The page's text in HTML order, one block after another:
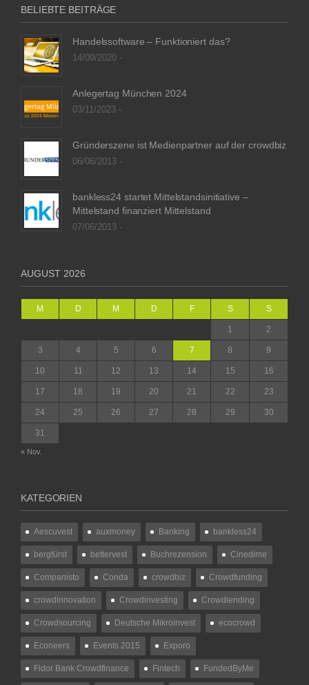
BELIEBTE BEITRÄGE
Handelssoftware – Funktioniert das?
14/09/2020 -
Anlegertag München 2024
03/11/2023 -
Gründerszene ist Medienpartner auf der crowdbiz
06/06/2013 -
bankless24 startet Mittelstandsinitiative –
Mittelstand finanziert Mittelstand
07/06/2013 -
AUGUST 2026
M D M D F S S
1 2
3 4 5 6 7 8 9
10 11 12 13 14 15 16
17 18 19 20 21 22 23
24 25 26 27 28 29 30
31
« Nov.
KATEGORIEN
Aescuvest auxmoney Banking bankless24
bergfürst bettervest Buchrezension Cinedime
Companisto Conda crowdbiz Crowdfunding
crowdinnovation Crowdinvesting Crowdlending
Crowdsourcing Deutsche Mikroinvest ecocrowd
Econeers Events 2015 Exporo
Fidor Bank Crowdfinance Fintech FundedByMe